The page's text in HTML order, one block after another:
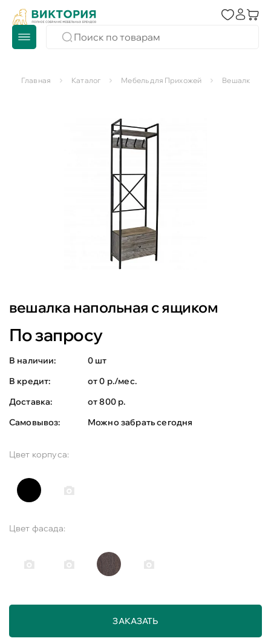
Главная Каталог Мебель для Прихожей Вешалки
вешалка напольная с ящиком
По запросу
В наличии:
0 шт
В кредит:
от 0 р./мес.
Доставка:
от 800 р.
Самовывоз:
Можно забрать сегодня
Цвет корпуса:
Цвет фасада:
ЗАКАЗАТЬ